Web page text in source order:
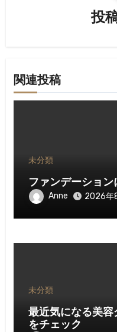
投
関連投稿
未分類
ファンデーション
Anne 2026年
未分類
最近気になる美容
をチェック